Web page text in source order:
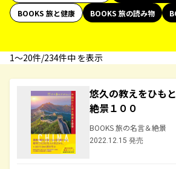
BOOKS 旅と健康
BOOKS 旅の読み物
1〜20件/234件中 を表示
悠久の教えをひも
絶景１００
BOOKS 旅の名言＆絶景
2022.12.15 発売